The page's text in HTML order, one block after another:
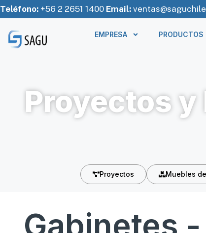
Teléfono: +56 2 2651 1400 Email:
EMPRESA PRODUCTOS
Proyectos y
Proyectos Muebles
Gabinetes